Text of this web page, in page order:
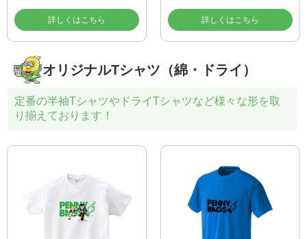
詳しくはこちら 詳しくはこちら
オリジナルTシャツ（綿・ドライ）
定番の半袖TシャツやドライTシャツなど様々な形を取
り揃えております！